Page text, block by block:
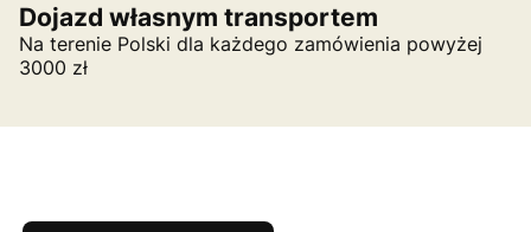
Dojazd własnym transportem
Na terenie Polski dla każdego zamówienia powyżej
3000 zł